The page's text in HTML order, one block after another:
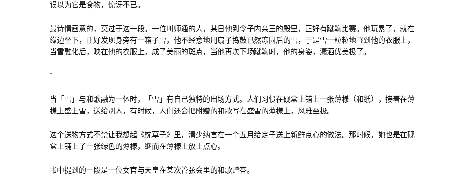
误以为它是食物，惊讶不已。
最诗情画意的，莫过于这一段。一位叫师通的人，某日他到令子内亲王的殿里，正好有蹴鞠比赛。他玩累了，就在
缘边坐下，正好发现身旁有一箱子雪，他不经意地用扇子捣鼓已然冻固后的雪，于是雪一粒粒地飞到他的衣服上，
当雪融化后，映在他的衣服上，成了美丽的斑点，当他再次下场蹴鞠时，他的身姿，潇洒优美极了。
*
当「雪」与和歌融为一体时，「雪」有自己独特的出场方式。人们习惯在砚盒上铺上一张薄様（和纸），接着在薄
様上盛上雪，送给别人，有时候，人们还会把附赠的和歌写在盛雪的薄様上，风雅至极。
这个送物方式不禁让我想起《枕草子》里，清少纳言在一个五月给定子送上新鲜点心的做法。那时候，她也是在砚
盒上铺上了一张绿色的薄様，继而在薄様上放上点心。
书中提到的一段是一位女官与天皇在某次管弦会里的和歌赠答。